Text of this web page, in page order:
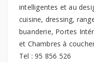
intelligentes et au
cuisine, dressing,
buanderie, Portes
et Chambres à
Tel : 95 856 526